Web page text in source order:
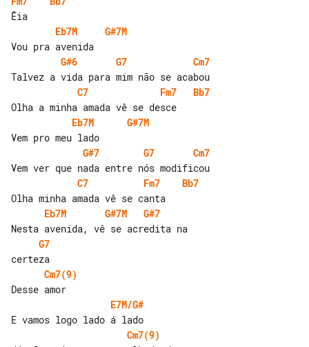
Eb7M
G#7M
G#6
G7
Cm7
C7
Fm7
Bb7
Eb7M
G#7M
G#7
G7
Cm7
C7
Fm7
Bb7
Eb7M
G#7M
G#7
G7
Cm7(9)
E7M/G#
Cm7(9)